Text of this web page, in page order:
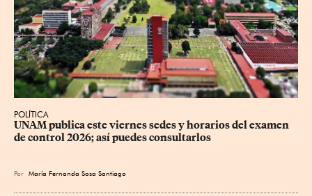
POLÍTICA
UNAM publica este viernes sedes y horarios del examen
de control 2026; así puedes consultarlos
Por María Fernanda Sosa Santiago